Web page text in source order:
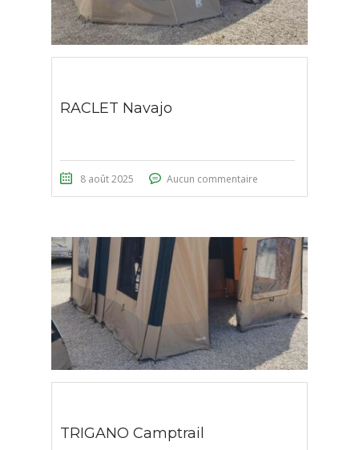
RACLET Navajo
8 août 2025 Aucun commentaire
TRIGANO Camptrail